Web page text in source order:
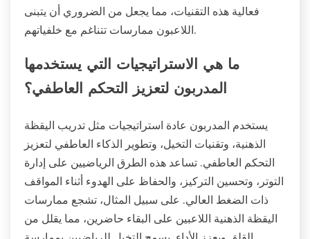
فعالية هذه التقنيات، مما يجعل من الضروري أن يتبنى
اللاعبون ممارسات تتناغم مع خلفياتهم.
ما هي الاستراتيجيات التي يستخدمها
المدربون لتعزيز التحكم العاطفي؟
يستخدم المدربون عادة استراتيجيات مثل تدريب اليقظة
الذهنية، وتقنيات التخيل، وتطوير الذكاء العاطفي لتعزيز
التحكم العاطفي. تساعد هذه الطرق الرياضيين على إدارة
التوتر، وتحسين التركيز، والحفاظ على الهدوء أثناء المواقف
ذات الضغط العالي. على سبيل المثال، تشجع ممارسات
اليقظة الذهنية اللاعبين على البقاء حاضرين، مما يقلل من